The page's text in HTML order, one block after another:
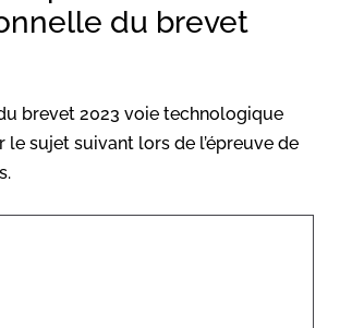
du brevet
brevet 2023 voie technologique
le sujet suivant lors de l’épreuve de